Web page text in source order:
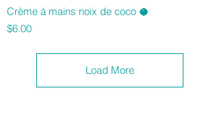
Crème à mains noix de coco 🥥
Price
$6.00
Load More